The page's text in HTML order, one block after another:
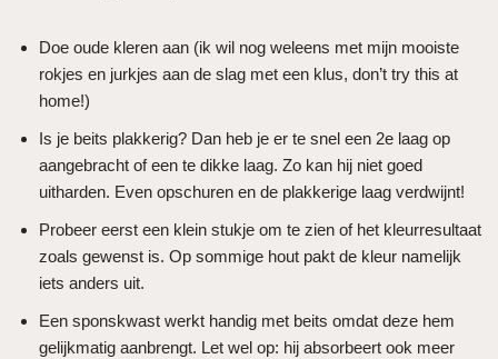
Doe oude kleren aan (ik wil nog weleens met mijn mooiste
rokjes en jurkjes aan de slag met een klus, don’t try this at
home!)
Is je beits plakkerig? Dan heb je er te snel een 2e laag op
aangebracht of een te dikke laag. Zo kan hij niet goed
uitharden. Even opschuren en de plakkerige laag verdwijnt!
Probeer eerst een klein stukje om te zien of het kleurresultaat
zoals gewenst is. Op sommige hout pakt de kleur namelijk
iets anders uit.
Een sponskwast werkt handig met beits omdat deze hem
gelijkmatig aanbrengt. Let wel op: hij absorbeert ook meer